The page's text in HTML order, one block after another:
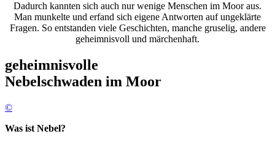
Dadurch kannten sich auch nur wenige Menschen im Moor aus.
Man munkelte und erfand sich eigene Antworten auf ungeklärte
Fragen. So entstanden viele Geschichten, manche gruselig, andere
geheimnisvoll und märchenhaft.
geheimnisvolle
Nebelschwaden im Moor
©
Was ist Nebel?